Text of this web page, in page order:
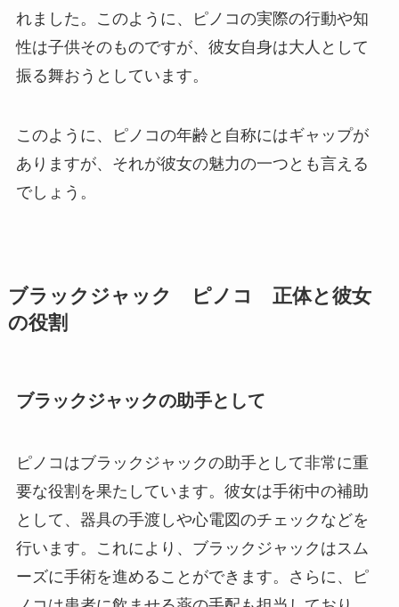
れました。このように、ピノコの実際の行動や知
性は子供そのものですが、彼女自身は大人として
振る舞おうとしています。
このように、ピノコの年齢と自称にはギャップが
ありますが、それが彼女の魅力の一つとも言える
でしょう。
ブラックジャック ピノコ 正体と彼女
の役割
ブラックジャックの助手として
ピノコはブラックジャックの助手として非常に重
要な役割を果たしています。彼女は手術中の補助
として、器具の手渡しや心電図のチェックなどを
行います。これにより、ブラックジャックはスム
ーズに手術を進めることができます。さらに、ピ